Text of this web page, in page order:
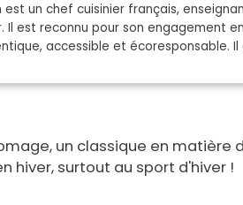
est un chef cuisinier français,
Il est reconnu pour son engagement
accessible et écoresponsable.
un classique en matière
hiver, surtout au sport d'hiver !